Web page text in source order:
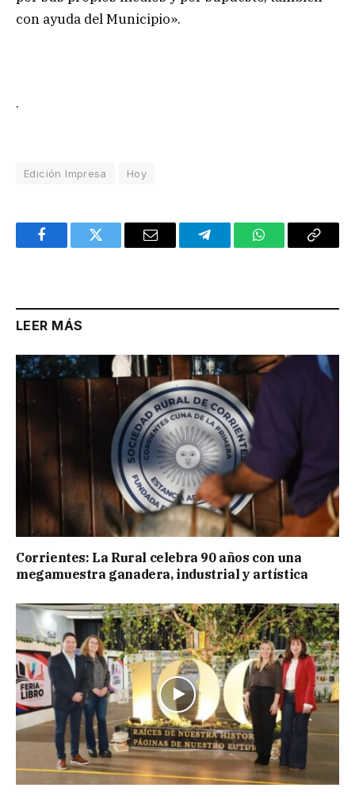
con ayuda del Municipio».
.
Edición Impresa Hoy
FacebookTwitter Email TelegramWhatsAppCopy
LEER MÁS
Corrientes: La Rural celebra 90 años con una
megamuestra ganadera, industrial y artística